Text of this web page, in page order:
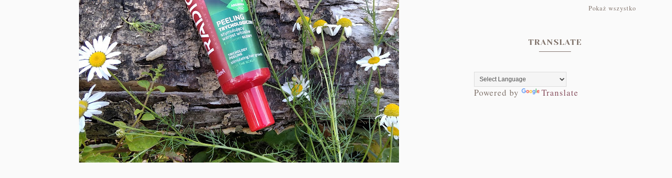
Pokaż wszystko
TRANSLATE
Powered by Translate